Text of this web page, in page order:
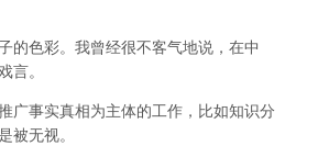
的色彩。我曾经很不客气地说，在中
言。
广事实真相为主体的工作，比如知识分
被无视。